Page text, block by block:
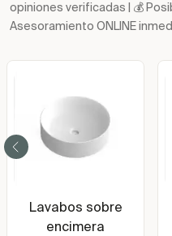
opiniones verificadas | 💰
Asesoramiento ONLINE
Lavabos sobre
encimera